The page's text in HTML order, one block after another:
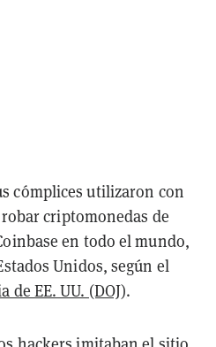
cómplices utilizaron con
criptomonedas de
en todo el mundo,
Unidos, según el
de EE. UU. (DOJ).